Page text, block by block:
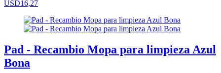
USD16,27
Pad - Recambio Mopa para limpieza Azul
Bona